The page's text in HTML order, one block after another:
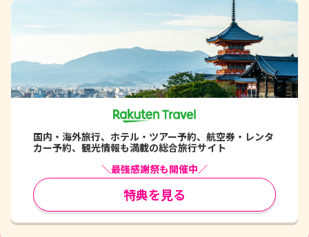
国内・海外旅行、ホテル・ツアー予約、航空券・レンタ
カー予約、観光情報も満載の総合旅行サイト
＼最強感謝祭も開催中／
特典を見る